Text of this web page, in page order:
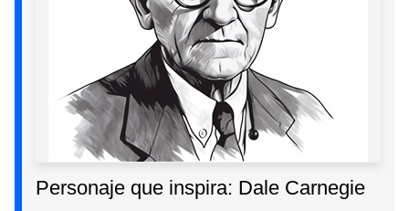
Personaje que inspira: Dale Carnegie